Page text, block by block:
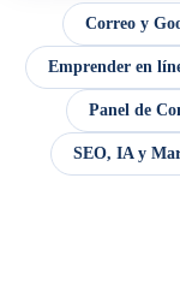
Correo y
Emprender en
Panel de
SEO, IA y